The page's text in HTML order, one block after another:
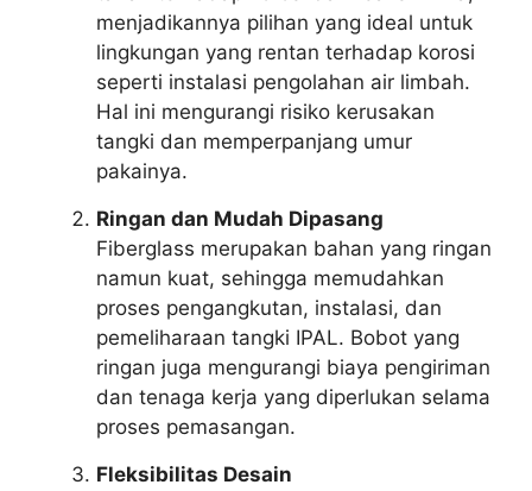
menjadikannya pilihan yang ideal untuk
lingkungan yang rentan terhadap korosi
seperti instalasi pengolahan air limbah.
Hal ini mengurangi risiko kerusakan
tangki dan memperpanjang umur
pakainya.
Ringan dan Mudah Dipasang
Fiberglass merupakan bahan yang ringan
namun kuat, sehingga memudahkan
proses pengangkutan, instalasi, dan
pemeliharaan tangki IPAL. Bobot yang
ringan juga mengurangi biaya pengiriman
dan tenaga kerja yang diperlukan selama
proses pemasangan.
Fleksibilitas Desain